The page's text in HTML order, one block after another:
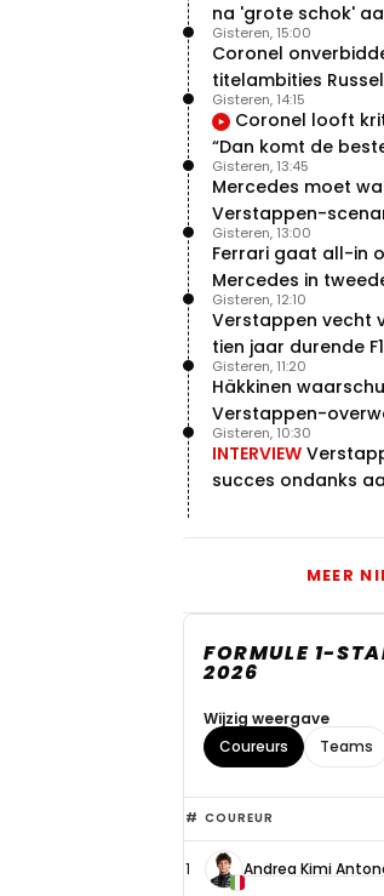
na 'grote schok'
Martin-avontuur
Coronel
titelambities
gewoon"
Gisteren, 15:00
Coronel looft
“Dan komt de
Gisteren, 14:15
Mercedes moet
Verstappen-
manier"
Gisteren, 13:45
Ferrari gaat all-in
Mercedes in
Gisteren, 13:00
Verstappen vecht
tien jaar durende
Gisteren, 12:10
Häkkinen
Verstappen-
je?"
Gisteren, 11:20
INTERVIEW
succes ondanks
Gisteren, 10:30
MEER
FORMULE 1-
2026
Wijzig weergave
Coureurs
Teams
Top
6
coureurs
# COUREUR
1 Andrea Kimi